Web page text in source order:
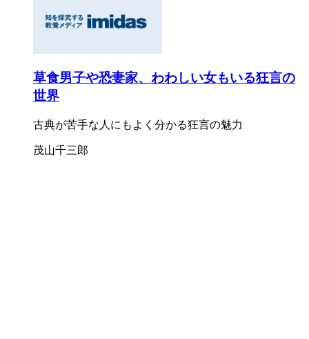
草食男子や恐妻家、わわしい女もいる狂言の
世界
古典が苦手な人にもよく分かる狂言の魅力
茂山千三郎